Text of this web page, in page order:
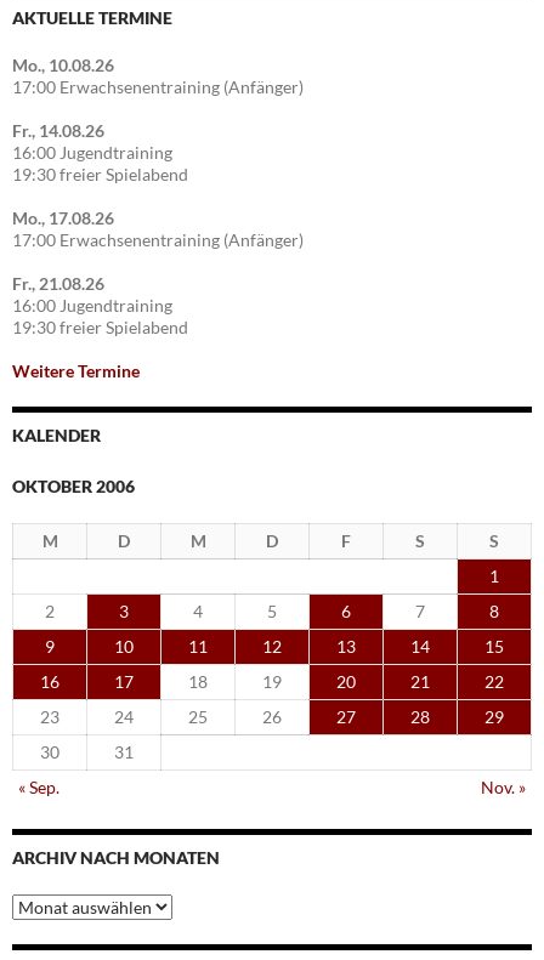
AKTUELLE TERMINE
Mo., 10.08.26
17:00 Erwachsenentraining (Anfänger)
Fr., 14.08.26
16:00 Jugendtraining
19:30 freier Spielabend
Mo., 17.08.26
17:00 Erwachsenentraining (Anfänger)
Fr., 21.08.26
16:00 Jugendtraining
19:30 freier Spielabend
Weitere Termine
KALENDER
OKTOBER 2006
M D M D F S
S
1
2
3 4 5 6 7
8
9
10 11 12 13 14
15
16
17 18 19 20 21
22
23
24 25 26 27 28
29
30
31
« Sep.
Nov. »
ARCHIV NACH MONATEN
Archiv
nach
Monaten